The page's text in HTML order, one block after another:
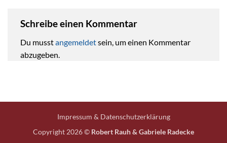
Schreibe einen Kommentar
Du musstangemeldetsein, um einen Kommentar
abzugeben.
Impressum & Datenschutzerklärung
Copyright 2026 © Robert Rauh & Gabriele Radecke